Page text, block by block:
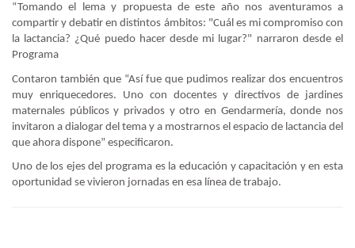
“Tomando el lema y propuesta de este año nos aventuramos a
compartir y debatir en distintos ámbitos: "Cuál es mi compromiso con
la lactancia? ¿Qué puedo hacer desde mi lugar?" narraron desde el
Programa
Contaron también que “Así fue que pudimos realizar dos encuentros
muy enriquecedores. Uno con docentes y directivos de jardines
maternales públicos y privados y otro en Gendarmería, donde nos
invitaron a dialogar del tema y a mostrarnos el espacio de lactancia del
que ahora dispone” especificaron.
Uno de los ejes del programa es la educación y capacitación y en esta
oportunidad se vivieron jornadas en esa línea de trabajo.